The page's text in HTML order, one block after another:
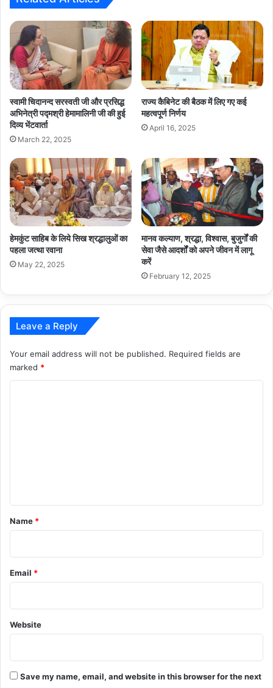
स्वामी चिदानन्द सरस्वती जी और प्रसिद्ध
अभिनेत्री पद्मश्री हेमामालिनी जी की हुई
दिव्य भेंटवार्ता
March 22, 2025
राज्य कैबिनेट की बैठक में लिए गए कई
महत्वपूर्ण निर्णय
April 16, 2025
हेमकुंट साहिब के लिये सिख श्रद्धालुओं का
पहला जत्था रवाना
May 22, 2025
मानव कल्याण, श्रद्धा, विश्वास, बुजुर्गों की
सेवा जैसे आदर्शों को अपने जीवन में लागू
करें
February 12, 2025
Leave a Reply
Your email address will not be published. Required fields are
marked *
*
Name *
Email *
Website
Save my name, email, and website in this browser for the next